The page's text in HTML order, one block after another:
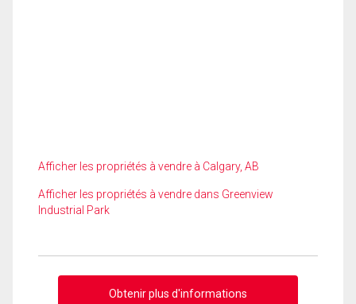
Afficher les propriétés à vendre à Calgary, AB
Afficher les propriétés à vendre dans Greenview
Industrial Park
Obtenir plus d'informations